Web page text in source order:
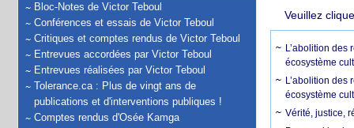
Bloc-Notes de Victor Teboul
Conférences et essais de Victor Teboul
Critiques et comptes rendus de Victor Teboul
Entrevues accordées par Victor Teboul
Entrevues réalisées par Victor Teboul
Tolerance.ca : Plus de vingt ans de
publications et d'interventions publiques !
Comptes rendus d'Osée Kamga
Veuillez
L’abolition
écosystème
L’abolition
écosystème
Vérité, justice,